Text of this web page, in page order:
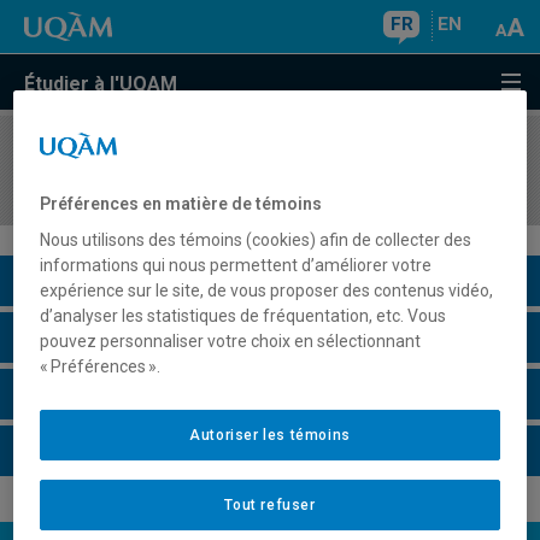
FR EN
Étudier à l'UQAM
COURS//
Description du cours
Horaire - Été 2026
Préférences en matière de témoins
Nous utilisons des témoins (cookies) afin de collecter des
informations qui nous permettent d’améliorer votre
expérience sur le site, de vous proposer des contenus vidéo,
d’analyser les statistiques de fréquentation, etc. Vous
pouvez personnaliser votre choix en sélectionnant
« Préférences ».
Tout refuser
Autoriser les témoins